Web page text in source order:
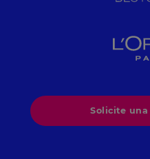
Solicite